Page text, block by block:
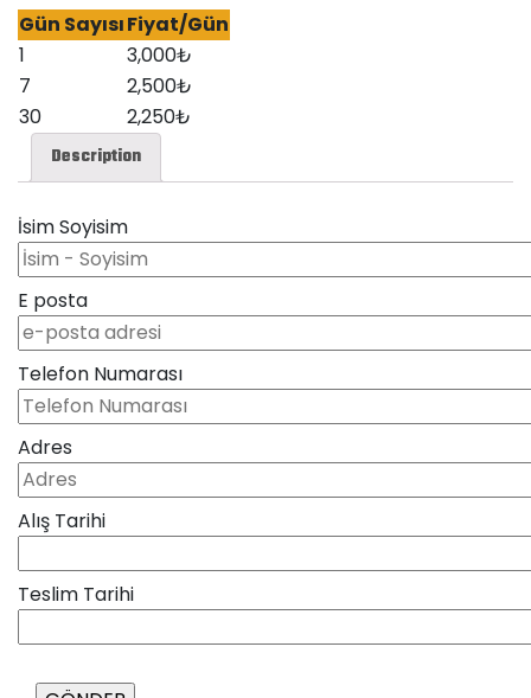
Gün SayısıFiyat/Gün
1
3,000₺
7
2,500₺
30
2,250₺
Description
İsim Soyisim
E posta
Telefon Numarası
Adres
Alış Tarihi
Teslim Tarihi